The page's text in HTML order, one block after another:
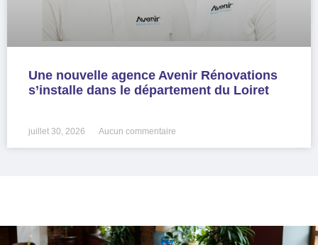
Une nouvelle agence Avenir Rénovations
s’installe dans le département du Loiret
juillet 30, 2026 Aucun commentaire